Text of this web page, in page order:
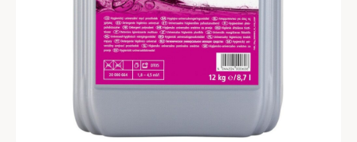
MyChef Пароконвекційна піч Cook Master 6
GN 1/1
IRINOX Холодильна шафа N*ICE